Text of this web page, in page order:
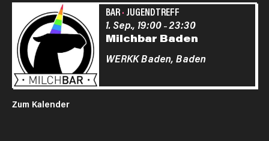
BAR· JUGENDTREFF
Milchbar Baden
1. Sep., 19:00–23:30
WERKK Baden, Baden
Zum Kalender